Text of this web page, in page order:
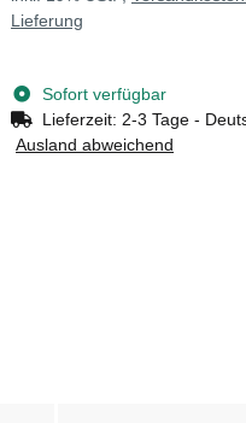
Lieferung
Sofort verfügbar
Lieferzeit: 2-3 Tage -
Ausland abweichend